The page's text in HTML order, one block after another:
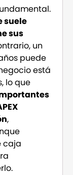
suele
sus
un
puede
está
lo que
,
caja